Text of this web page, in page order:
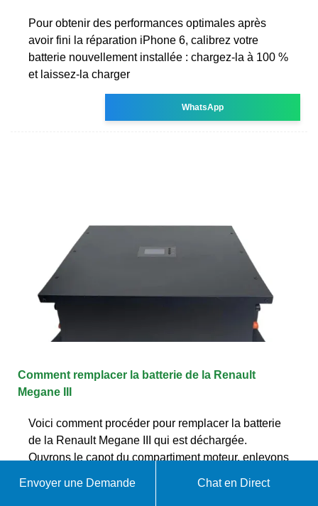
Pour obtenir des performances optimales après
avoir fini la réparation iPhone 6, calibrez votre
batterie nouvellement installée : chargez-la à 100 %
et laissez-la charger
WhatsApp
Comment remplacer la batterie de la Renault
Megane III
Voici comment procéder pour remplacer la batterie
de la Renault Megane III qui est déchargée.
Ouvrons le capot du compartiment moteur, enlevons
Envoyer une Demande Chat en Direct